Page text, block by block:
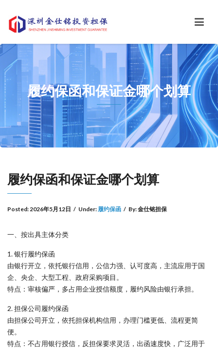
履约保函和保证金哪个划算
履约保函和保证金哪个划算
Posted:2026年5月12日 / Under: 履约保函 / By:金仕铭担保
一、按出具主体分类
1. 银行履约保函
由银行开立，依托银行信用，公信力强、认可度高，主流应用于国
企、央企、大型工程、政府采购项目。
特点：审核偏严，多占用企业授信额度，履约风险由银行承担。
2. 担保公司履约保函
由担保公司开立，依托担保机构信用，办理门槛更低、流程更简
便。
特点：不占用银行授信，反担保要求灵活，出函速度快，广泛用于